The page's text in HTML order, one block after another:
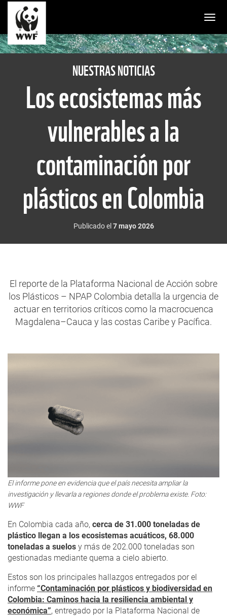
NUESTRAS NOTICIAS
Los ecosistemas más
vulnerables a la
contaminación por
plásticos en Colombia
Publicado el 7 mayo 2026
El reporte de la Plataforma Nacional de Acción sobre
los Plásticos – NPAP Colombia detalla la urgencia de
actuar en territorios críticos como la macrocuenca
Magdalena–Cauca y las costas Caribe y Pacífica.
El informe pone en evidencia que el país necesita ampliar la
investigación y llevarla a regiones donde el problema existe. Foto:
WWF
En Colombia cada año, cerca de 31.000 toneladas de
plástico llegan a los ecosistemas acuáticos, 68.000
toneladas a suelos y más de 202.000 toneladas son
gestionadas mediante quema a cielo abierto.
Estos son los principales hallazgos entregados por el
informe “Contaminación por plásticos y biodiversidad en
Colombia: Caminos hacia la resiliencia ambiental y
económica”, entregado por la Plataforma Nacional de